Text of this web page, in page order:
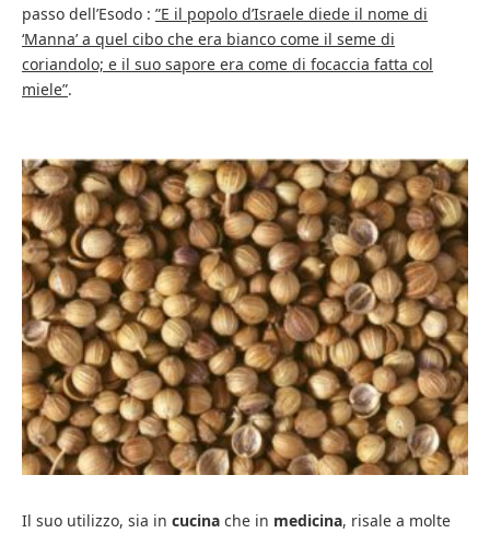
passo dell’Esodo : ”E il popolo d’Israele diede il nome di
‘Manna’ a quel cibo che era bianco come il seme di
coriandolo; e il suo sapore era come di focaccia fatta col
miele”.
Il suo utilizzo, sia in cucina che in medicina, risale a molte